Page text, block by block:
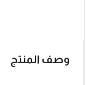
وصف المنتج